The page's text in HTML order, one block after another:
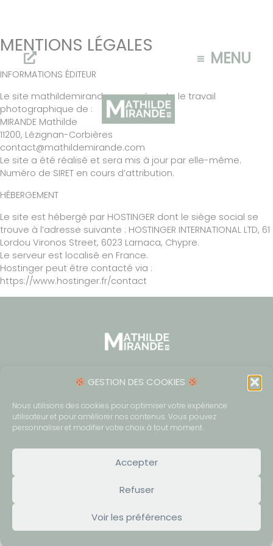
GESTION DES COOKIES
Nous utilisons des cookies pour optimiser votre expérience
utilisateur et pour améliorer nos contenus. Vous pouvez
personnaliser et modifier votre choix à tout moment.
Accepter
Refuser
Voir les préférences
Aller
au
contenu
MENU
MENTIONS LÉGALES
INFORMATIONS ÉDITEUR
Le site mathildemirande.com présente le travail
photographique de :
MIRANDE Mathilde
11200, Lézignan-Corbières
contact@mathildemirande.com
Le site a été réalisé et sera mis à jour par elle-même.
Numéro de SIRET en cours d’attribution.
HÉBERGEMENT
Le site est hébergé par HOSTINGER dont le siège social se
trouve à l’adresse suivante : HOSTINGER INTERNATIONAL LTD, 61
Lordou Vironos Street, 6023 Larnaca, Chypre.
Le serveur est localisé en France.
Hostinger peut être contacté via :
https://www.hostinger.fr/contact
© 2024 Mathilde Mirande |SIRET N° 98124707500014
MENTIONS LÉGALES
POLITIQUE DE CONFIDENTIALITÉ
Politique de cookies (UE)